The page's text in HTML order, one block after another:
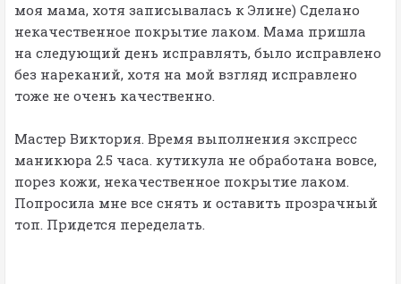
моя мама, хотя записывалась к Элине) Сделано
некачественное покрытие лаком. Мама пришла
на следующий день исправлять, было исправлено
без нареканий, хотя на мой взгляд исправлено
тоже не очень качественно.
Мастер Виктория. Время выполнения экспресс
маникюра 2.5 часа. кутикула не обработана вовсе,
порез кожи, некачественное покрытие лаком.
Попросила мне все снять и оставить прозрачный
топ. Придется переделать.